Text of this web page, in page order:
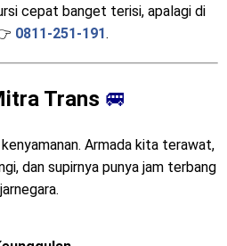
cepat banget terisi, apalagi di
0811-251-191.
Trans 🚐
Armada kita terawat,
dan supirnya punya jam terbang